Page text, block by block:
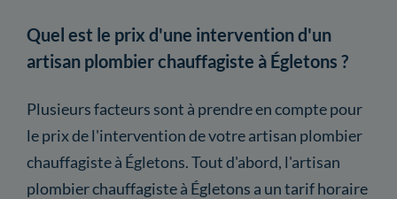
Quel est le prix d'une intervention d'un
artisan plombier chauffagiste à Égletons ?
Plusieurs facteurs sont à prendre en compte pour
le prix de l'intervention de votre artisan plombier
chauffagiste à Égletons. Tout d'abord, l'artisan
plombier chauffagiste à Égletons a un tarif horaire